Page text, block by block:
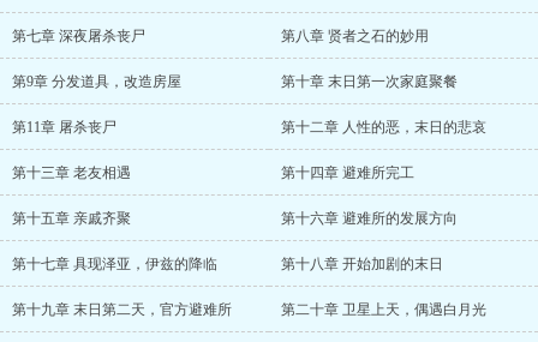
第七章 深夜屠杀丧尸 第八章 贤者之石的妙用
第9章 分发道具，改造房屋 第十章 末日第一次家庭聚餐
第11章 屠杀丧尸 第十二章 人性的恶，末日的悲哀
第十三章 老友相遇 第十四章 避难所完工
第十五章 亲戚齐聚 第十六章 避难所的发展方向
第十七章 具现泽亚，伊兹的降临 第十八章 开始加剧的末日
第十九章 末日第二天，官方避难所 第二十章 卫星上天，偶遇白月光